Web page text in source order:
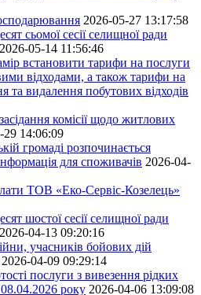
2026-05-27 13:17:58
сьомої сесії селищної ради
2026-05-14 11:56:46
встановити тарифи на послуги
відходами, а також тарифи на
та видалення побутових відходів
комісії щодо житлових
29 14:06:09
громаді розпочинається
для споживачів 2026-04-
ТОВ «Еко-Сервіс-Козелець»
шостої сесії селищної ради
2026-04-13 09:20:16
учасників бойових дій
2026-04-09 09:29:14
послуги з вивезення рідких
08.04.2026 року 2026-04-06 13:09:08